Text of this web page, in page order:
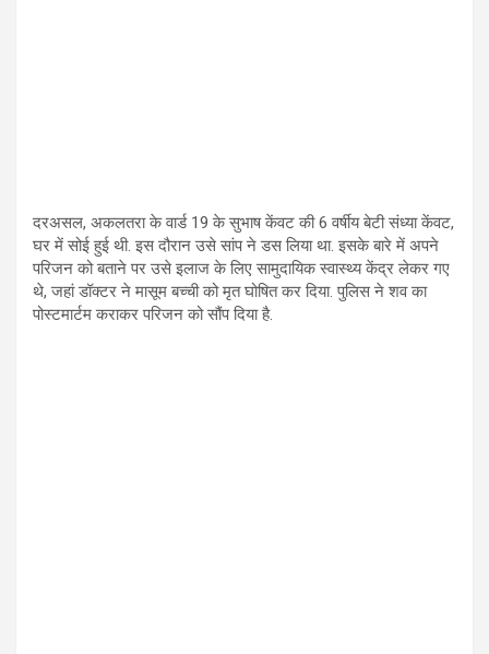
दरअसल, अकलतरा के वार्ड 19 के सुभाष केंवट की 6 वर्षीय बेटी संध्या केंवट,
घर में सोई हुई थी. इस दौरान उसे सांप ने डस लिया था. इसके बारे में अपने
परिजन को बताने पर उसे इलाज के लिए सामुदायिक स्वास्थ्य केंद्र लेकर गए
थे, जहां डॉक्टर ने मासूम बच्ची को मृत घोषित कर दिया. पुलिस ने शव का
पोस्टमार्टम कराकर परिजन को सौंप दिया है.